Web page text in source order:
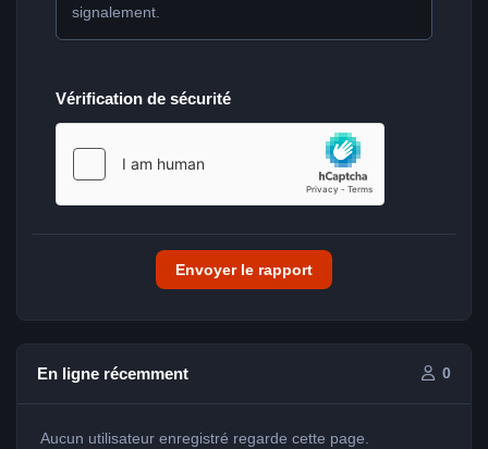
signalement.
Vérification de sécurité
Envoyer le rapport
En ligne récemment 0
Aucun utilisateur enregistré regarde cette page.